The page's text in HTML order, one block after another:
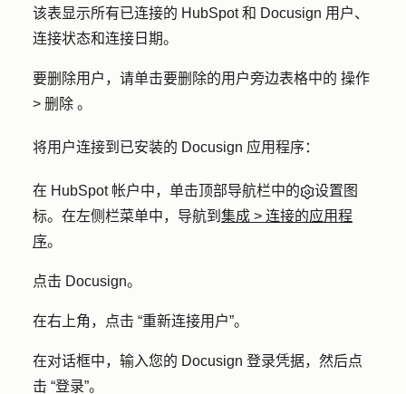
该表显示所有已连接的 HubSpot 和 Docusign 用户、
连接状态和连接日期。
要删除用户，请单击要删除的用户旁边表格中的 操作
> 删除 。
将用户连接到已安装的 Docusign 应用程序：
在 HubSpot 帐户中，单击顶部导航栏中的
设置图
标。在左侧栏菜单中，导航到 集成 > 连接的应用程
序。
点击 Docusign。
在右上角，点击 “重新连接用户”。
在对话框中，输入您的 Docusign 登录凭据，然后点
击 “登录”。